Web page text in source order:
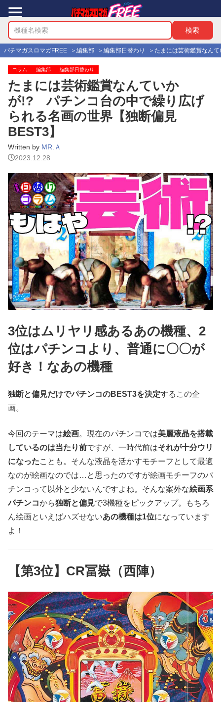
パチマガスロマガFREE 編集部 編集部日替わり たまには芸術鑑賞なん
コラム 編集部 編集部日替わり
たまには芸術鑑賞なんていか
が!? パチンコ台の中で繰り広げ
られる名画の世界【独断偏見
BEST3】
Written by MR.Ａ
2023.12.28
3位はムリヤリ感あるあの機種、2
位はパチンコより、普通に〇〇が
好き！なあの機種
独断と偏見だけでパチンコのBEST3を決定するこの企
画。
今回のテーマは絵画。現在のパチンコでは美麗液晶を搭載
しているのは当たり前ですが、一時代前はそれが十分ウリ
になったことも。そんな液晶を活かすモチーフとして最適
なのが絵画なのでは…と思ったのですが絵画モチーフのパ
チンコって以外と少ないんですよね。そんな案外な絵画系
パチンコから独断と偏見で3機種をピックアップ。もちろ
ん絵画といえばハズせないあの機種は1位になっています
よ！
【第3位】CR冨嶽（西陣）